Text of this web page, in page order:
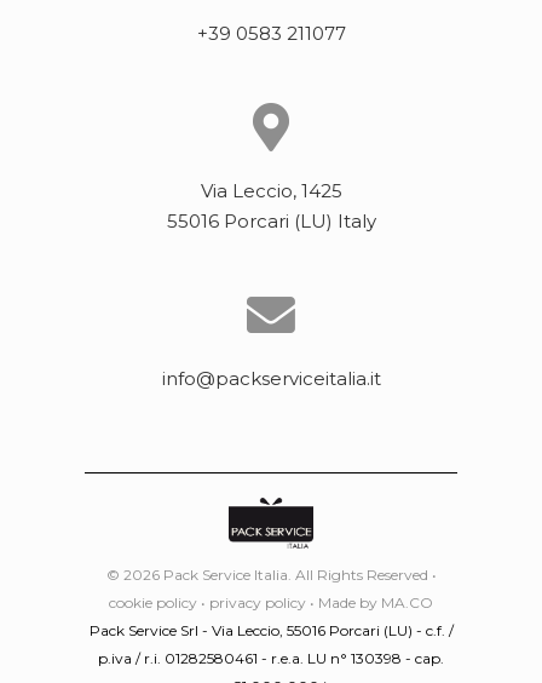
+39 0583 211077
Via Leccio, 1425
55016 Porcari (LU) Italy
info@packserviceitalia.it
© 2026 Pack Service Italia. All Rights Reserved •
cookie policy • privacy policy • Made by MA.CO
Pack Service Srl - Via Leccio, 55016 Porcari (LU) - c.f. /
p.iva / r.i. 01282580461 - r.e.a. LU n° 130398 - cap.